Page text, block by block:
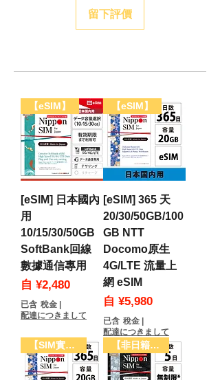
留下評價
【eSIM】
[eSIM] 日本國內
用
10/15/30/50GB
SoftBank回線
數據通信專用
自 ¥2,480
促銷價格
已含 稅金
配達につきまして
【eSIM】
[eSIM] 365 天
20/30/50GB/100
GB NTT
Docomo原生
4G/LTE 流量上
網 eSIM
自 ¥5,980
促銷價格
已含 稅金
配達につきまして
【SIM實體卡】 【非日籍用戶限定】